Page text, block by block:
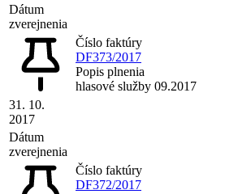
Dátum
zverejnenia
31. 10.
2017
Číslo faktúry
DF373/2017
Popis plnenia
hlasové služby 09.2017
Dátum
zverejnenia
Číslo faktúry
DF372/2017